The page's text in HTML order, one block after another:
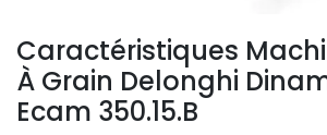
Caractéristiques
À Grain Delonghi
Ecam 350.15.B